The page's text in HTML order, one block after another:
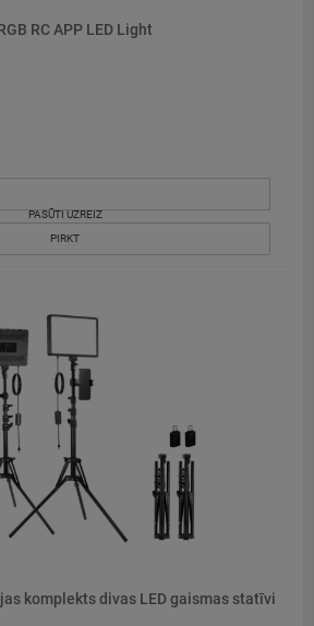
RC APP LED Light
PASŪTI UZREIZ
PIRKT
komplekts divas LED gaismas statīvi